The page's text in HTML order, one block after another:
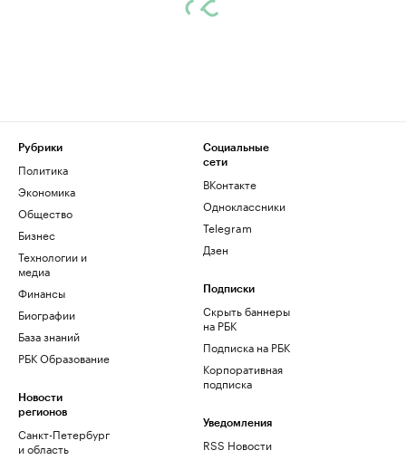
Рубрики
Политика
Экономика
Общество
Бизнес
Технологии и
медиа
Финансы
Биографии
База знаний
РБК Образование
Новости
регионов
Санкт-Петербург
и область
Социальные
сети
ВКонтакте
Одноклассники
Telegram
Дзен
Подписки
Скрыть баннеры
на РБК
Подписка на РБК
Корпоративная
подписка
Уведомления
RSS Новости